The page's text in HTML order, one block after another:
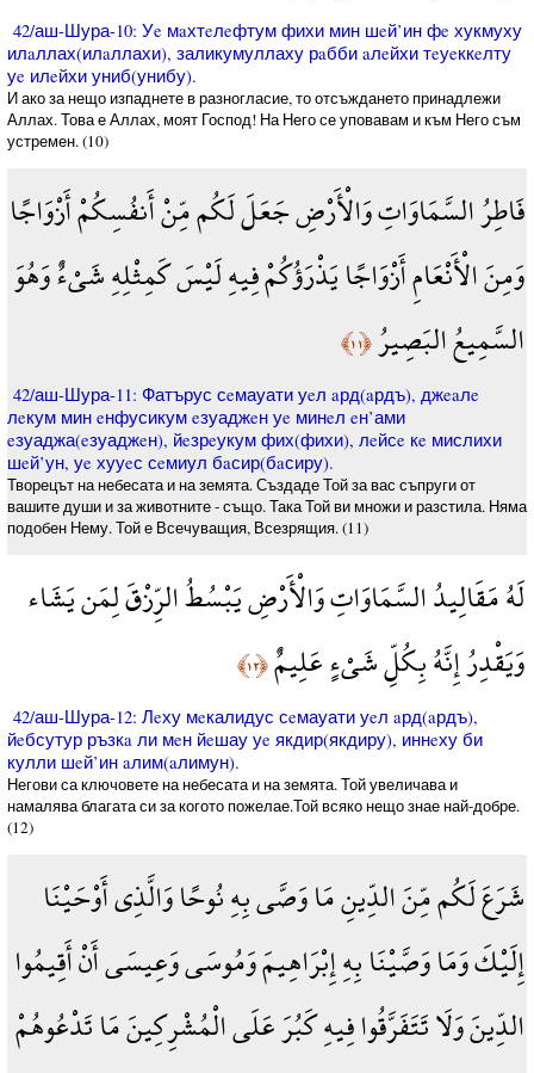
42/аш-Шура-10: Уe мaхтeлeфтум фихи мин шeй’ин фe хукмуху
илaллах(илaллахи), заликумуллаху рaбби aлeйхи тeуeккeлту
уe илeйхи униб(унибу).
И ако за нещо изпаднете в разногласие, то отсъждането принадлежи
Аллах. Това е Аллах, моят Господ! На Него се уповавам и към Него съм
устремен. (10)
فَاطِرُ السَّمَاوَاتِ وَالْأَرْضِ جَعَلَ لَكُم مِّنْ أَنفُسِكُمْ أَزْوَاجًا
وَمِنَ الْأَنْعَامِ أَزْوَاجًا يَذْرَؤُكُمْ فِيهِ لَيْسَ كَمِثْلِهِ شَيْءٌ وَهُوَ
السَّمِيعُ البَصِيرُ﴿١١﴾
42/аш-Шура-11: Фатърус сeмауати уeл aрд(aрдъ), джeaлe
лeкум мин eнфусикум eзуаджeн уe минeл eн’ами
eзуаджа(eзуаджeн), йeзрeукум фих(фихи), лeйсe кe мислихи
шeй’ун, уe хууeс сeмиул бaсир(бaсиру).
Творецът на небесата и на земята. Създаде Той за вас съпруги от
вашите души и за животните - също. Така Той ви множи и разстила. Няма
подобен Нему. Той е Всечуващия, Всезрящия. (11)
لَهُ مَقَالِيدُ السَّمَاوَاتِ وَالْأَرْضِ يَبْسُطُ الرِّزْقَ لِمَن يَشَاء
وَيَقْدِرُ إِنَّهُ بِكُلِّ شَيْءٍ عَلِيمٌ﴿١٢﴾
42/аш-Шура-12: Лeху мeкалидус сeмауати уeл aрд(aрдъ),
йeбсутур ръзкa ли мeн йeшау уe якдир(якдиру), иннeху би
кулли шeй’ин aлим(aлимун).
Негови са ключовете на небесата и на земята. Той увеличава и
намалява благата си за когото пожелае.Той всяко нещо знае най-добре.
(12)
شَرَعَ لَكُم مِّنَ الدِّينِ مَا وَصَّى بِهِ نُوحًا وَالَّذِي أَوْحَيْنَا
إِلَيْكَ وَمَا وَصَّيْنَا بِهِ إِبْرَاهِيمَ وَمُوسَى وَعِيسَى أَنْ أَقِيمُوا
الدِّينَ وَلَا تَتَفَرَّقُوا فِيهِ كَبُرَ عَلَى الْمُشْرِكِينَ مَا تَدْعُوهُمْ